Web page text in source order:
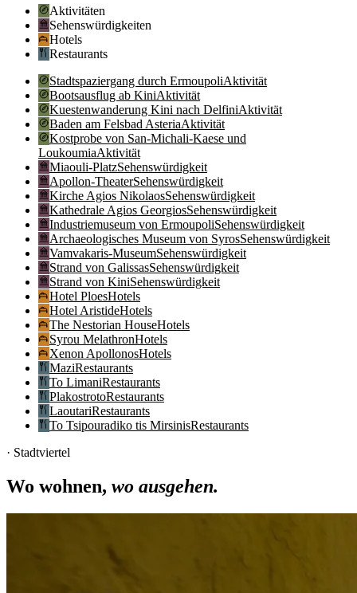
Aktivitäten
Sehenswürdigkeiten
Hotels
Restaurants
Stadtspaziergang durch ErmoupoliAktivität
Bootsausflug ab KiniAktivität
Kuestenwanderung Kini nach DelfiniAktivität
Baden am Felsbad AsteriaAktivität
Kostprobe von San-Michali-Kaese und
LoukoumiaAktivität
Miaouli-PlatzSehenswürdigkeit
Apollon-TheaterSehenswürdigkeit
Kirche Agios NikolaosSehenswürdigkeit
Kathedrale Agios GeorgiosSehenswürdigkeit
Industriemuseum von ErmoupoliSehenswürdigkeit
Archaeologisches Museum von SyrosSehenswürdigkeit
Vamvakaris-MuseumSehenswürdigkeit
Strand von GalissasSehenswürdigkeit
Strand von KiniSehenswürdigkeit
Hotel PloesHotels
Hotel AristideHotels
The Nestorian HouseHotels
Syrou MelathronHotels
Xenon ApollonosHotels
MaziRestaurants
To LimaniRestaurants
PlakostrotoRestaurants
LaoutariRestaurants
To Tsipouradiko tis MirsinisRestaurants
· Stadtviertel
Wo wohnen, wo ausgehen.